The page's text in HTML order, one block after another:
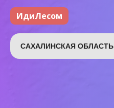
ИдиЛесом
САХАЛИНСКАЯ ОБЛАСТЬ